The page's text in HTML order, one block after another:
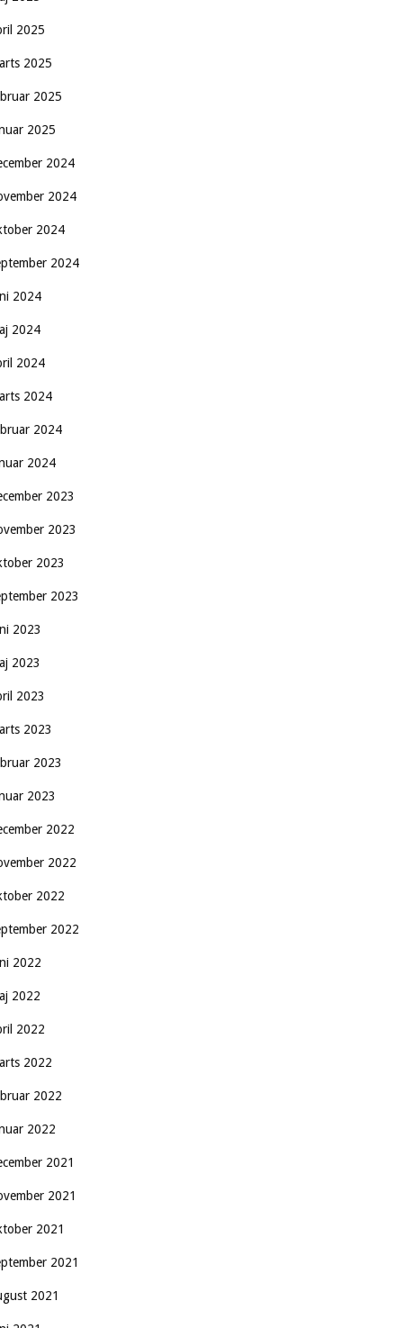
2025
2025
2025
2025
2024
2024
2024
2024
2024
2024
2024
2024
2024
2024
2023
2023
2023
2023
2023
2023
2023
2023
2023
2023
2022
2022
2022
2022
2022
2022
2022
2022
2022
2022
2021
2021
2021
2021
2021